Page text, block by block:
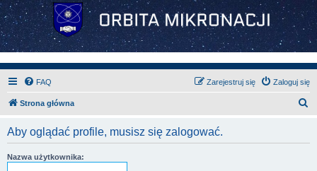
FAQ Zaloguj się
Zarejestruj się
Strona główna
Aby oglądać profile, musisz się zalogować.
Nazwa użytkownika: